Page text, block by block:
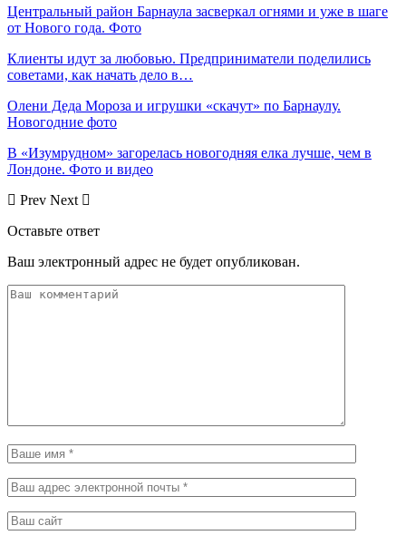
Центральный район Барнаула засверкал огнями и уже в шаге
от Нового года. Фото
Клиенты идут за любовью. Предприниматели поделились
советами, как начать дело в…
Олени Деда Мороза и игрушки «скачут» по Барнаулу.
Новогодние фото
В «Изумрудном» загорелась новогодняя елка лучше, чем в
Лондоне. Фото и видео
Prev Next
Оставьте ответ
Ваш электронный адрес не будет опубликован.